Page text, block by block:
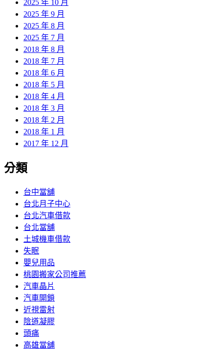
2025 年 10 月
2025 年 9 月
2025 年 8 月
2025 年 7 月
2018 年 8 月
2018 年 7 月
2018 年 6 月
2018 年 5 月
2018 年 4 月
2018 年 3 月
2018 年 2 月
2018 年 1 月
2017 年 12 月
分類
台中當舖
台北月子中心
台北汽車借款
台北當舖
土城機車借款
失眠
嬰兒用品
桃園搬家公司推薦
汽車晶片
汽車開鎖
近視雷射
陰道凝膠
頭痛
高雄當舖